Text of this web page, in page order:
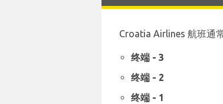
Croatia Airlines 航班通
终端 - 3
终端 - 2
终端 - 1